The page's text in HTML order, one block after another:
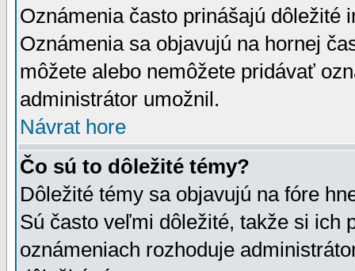
Oznámenia často prinášajú dôležité
Oznámenia sa objavujú na hornej
môžete alebo nemôžete pridávať
administrátor umožnil.
Návrat hore
Čo sú to dôležité témy?
Dôležité témy sa objavujú na fóre
Sú často veľmi dôležité, takže si ich
oznámeniach rozhoduje